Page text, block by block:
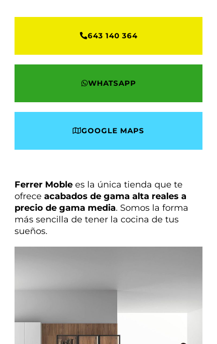
643 140 364
WHATSAPP
GOOGLE MAPS
Ferrer Moble es la única tienda que te
ofrece acabados de gama alta reales a
precio de gama media. Somos la forma
más sencilla de tener la cocina de tus
sueños.